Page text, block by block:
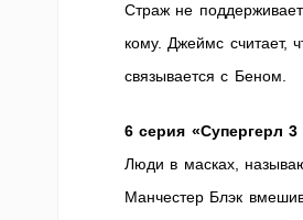
Страж не
кому. Джеймс считает,
связывается с Беном.
6 серия «Супергерл
Люди в масках,
Манчестер Блэк